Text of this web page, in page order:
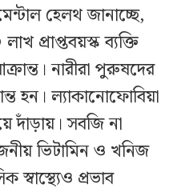
হেলথ জানাচ্ছে,
প্রাপ্তবয়স্ক ব্যক্তি
নারীরা পুরুষদের
হন। ল্যাকানোফোবিয়া
দাঁড়ায়। সবজি না
ভিটামিন ও খনিজ
স্বাস্থ্যেও প্রভাব